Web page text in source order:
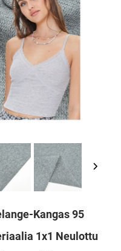
Kangas 95
1x1 Neulottu